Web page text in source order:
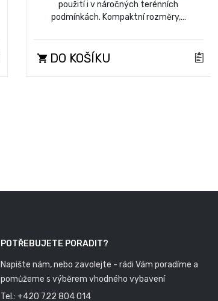
použití i v náročných terénních
podmínkách. Kompaktní rozměry,…
DO KOŠÍKU
POTŘEBUJETE PORADIT?
Napište nám, nebo zavolejte - rádi Vám poradíme a
pomůžeme s výběrem vhodného vybavení
Tel.: +420 722 804 014